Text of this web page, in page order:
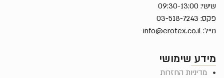
מידע שימושי
מדיניות החזרות
שישי: 09:30-13:00
פקס: 03-518-7243
מייל:info@erotex.co.il